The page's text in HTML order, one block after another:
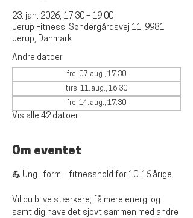
23. jan. 2026, 17.30 – 19.00
Jerup Fitness, Søndergårdsvej 11, 9981
Jerup, Danmark
Andre datoer
fre. 07. aug., 17.30
tirs. 11. aug., 16.30
fre. 14. aug., 17.30
Vis alle 42 datoer
Om eventet
💪 Ung i form – fitnesshold for 10-16 årige
Vil du blive stærkere, få mere energi og
samtidig have det sjovt sammen med andre